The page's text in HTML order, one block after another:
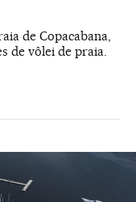
de Copacabana,
de vôlei de praia.